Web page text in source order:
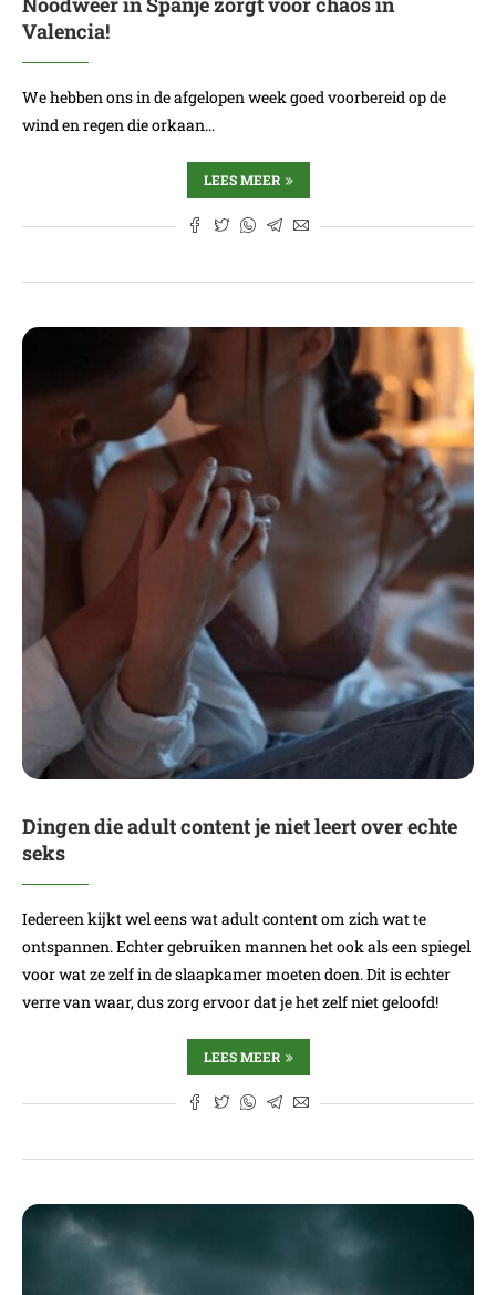
Valencia!
We hebben ons in de afgelopen week goed voorbereid op de
wind en regen die orkaan…
LEES MEER
Dingen die adult content je niet leert over echte
seks
Iedereen kijkt wel eens wat adult content om zich wat te
ontspannen. Echter gebruiken mannen het ook als een spiegel
voor wat ze zelf in de slaapkamer moeten doen. Dit is echter
verre van waar, dus zorg ervoor dat je het zelf niet geloofd!
LEES MEER